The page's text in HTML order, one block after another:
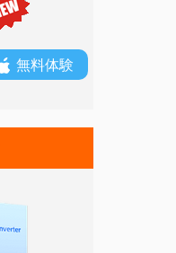
無料体験